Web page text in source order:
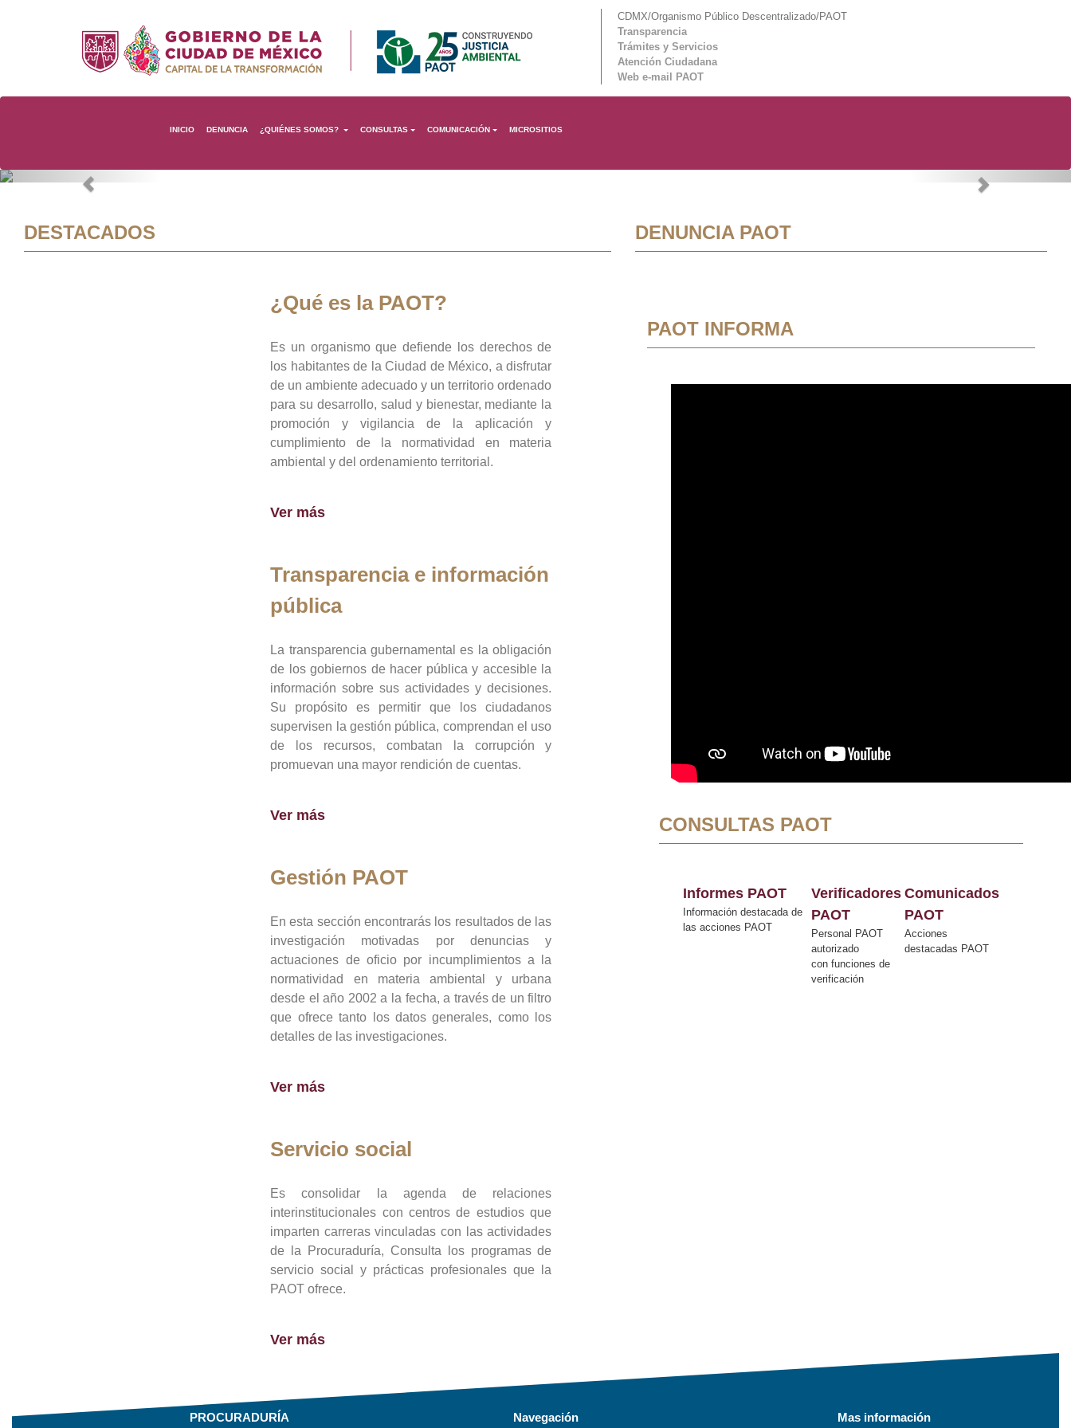
CDMX/Organismo Público Descentralizado/PAOT
Transparencia
Trámites y Servicios
Atención Ciudadana
Web e-mail PAOT
INICIO DENUNCIA ¿QUIÉNES SOMOS? CONSULTAS COMUNICACIÓN MICROSITIOS
Previous Next
DESTACADOS
¿Qué es la PAOT?
Es un organismo que defiende los derechos de
los habitantes de la Ciudad de México, a disfrutar
de un ambiente adecuado y un territorio ordenado
para su desarrollo, salud y bienestar, mediante la
promoción y vigilancia de la aplicación y
cumplimiento de la normatividad en materia
ambiental y del ordenamiento territorial.
Ver más
Transparencia e información
pública
La transparencia gubernamental es la obligación
de los gobiernos de hacer pública y accesible la
información sobre sus actividades y decisiones.
Su propósito es permitir que los ciudadanos
supervisen la gestión pública, comprendan el uso
de los recursos, combatan la corrupción y
promuevan una mayor rendición de cuentas.
Ver más
Gestión PAOT
En esta sección encontrarás los resultados de las
investigación motivadas por denuncias y
actuaciones de oficio por incumplimientos a la
normatividad en materia ambiental y urbana
desde el año 2002 a la fecha, a través de un filtro
que ofrece tanto los datos generales, como los
detalles de las investigaciones.
Ver más
Servicio social
Es consolidar la agenda de relaciones
interinstitucionales con centros de estudios que
imparten carreras vinculadas con las actividades
de la Procuraduría, Consulta los programas de
servicio social y prácticas profesionales que la
PAOT ofrece.
Ver más
DENUNCIA PAOT
PAOT INFORMA
CONSULTAS PAOT
Informes PAOT
Información destacada de
las acciones PAOT
Verificadores
PAOT
Personal PAOT
autorizado
con funciones de
verificación
Comunicados
PAOT
Acciones
destacadas PAOT
PROCURADURÍA Navegación Mas información